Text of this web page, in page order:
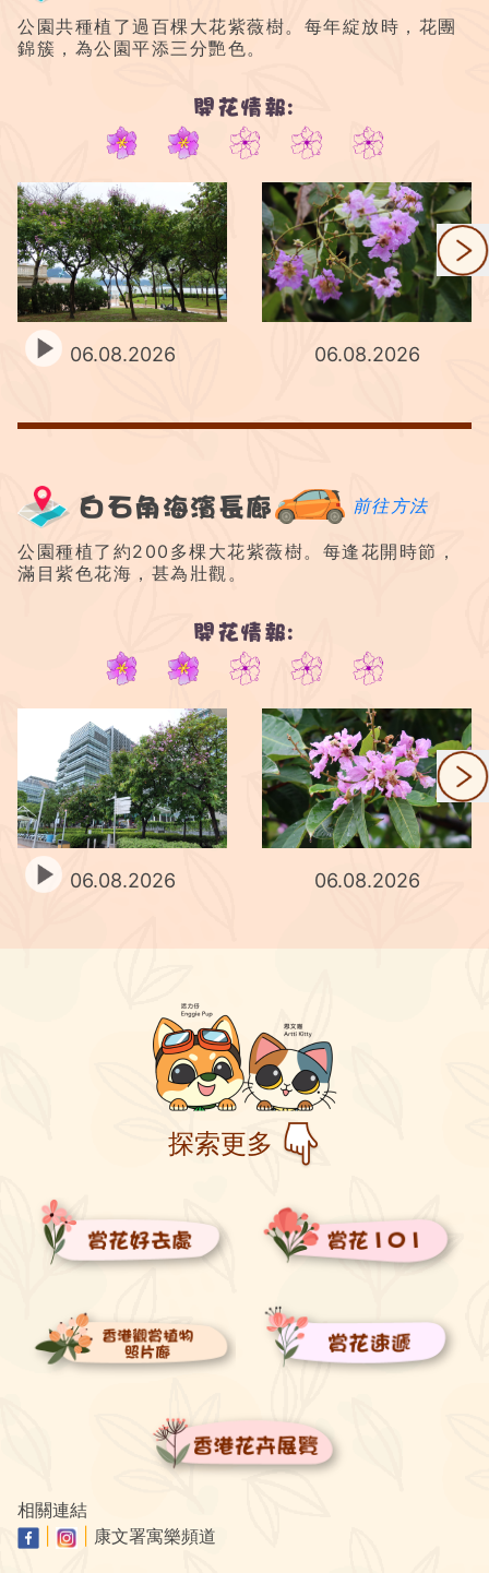
公園共種植了過百棵大花紫薇樹。每年綻放時，花團
錦簇，為公園平添三分艷色。
開花情報:
2/5
06.08.2026 06.08.2026
白石角海濱長廊 前往方法
公園種植了約200多棵大花紫薇樹。每逢花開時節，
滿目紫色花海，甚為壯觀。
開花情報:
2/5
06.08.2026 06.08.2026
探索更多
相關連結
康文署寓樂頻道